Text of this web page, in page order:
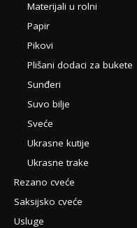
Materijali u rolni
Papir
Pikovi
Plišani dodaci za bukete
Sunđeri
Suvo bilje
Sveće
Ukrasne kutije
Ukrasne trake
Rezano cveće
Saksijsko cveće
Usluge